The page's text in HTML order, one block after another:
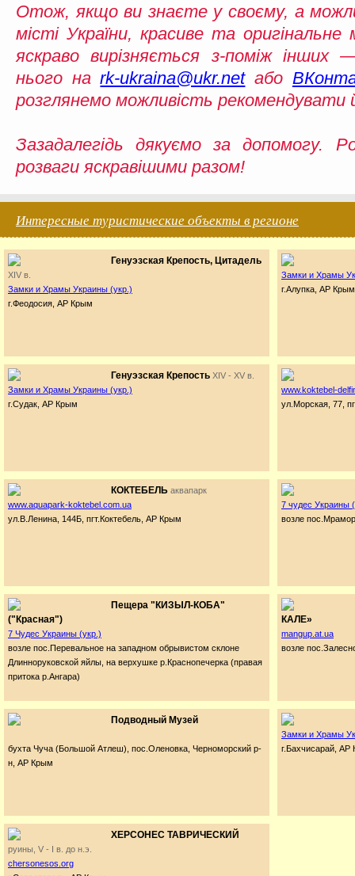
Отож, якщо ви знаєте у своєму, а
місті України, красиве та оригінальне
яскраво вирізняється з-поміж
нього наrk-ukraina@ukr.netабо
розглянемо можливість рекомендувати
Зазадалегідь дякуємо за допомогу.
розваги яскравішими разом!
Интересные туристические объекты в регионе
Генуэзская Крепость, Цитадель
XIV в.
Замки и Храмы Украины (укр.)
г.Феодосия, АР Крым
Замки и Храмы
г.Алупка, АР Крым
Генуэзская Крепость XIV - XV в.
Замки и Храмы Украины (укр.)
г.Судак, АР Крым
www.koktebel-
ул.Морская, 77,
КОКТЕБЕЛЬ аквапарк
www.aquapark-koktebel.com.ua
ул.В.Ленина, 144Б, пгт.Коктебель, АР Крым
7 чудес Украины
возле
Пещера "КИЗЫЛ-КОБА"
("Красная")
7 Чудес Украины (укр.)
возле пос.Перевальное на западном обрывистом склоне
Длинноруковской яйлы, на верхушке р.Краснопечерка (правая
притока р.Ангара)
КАЛЕ»
mangup.at.ua
возле
Подводный Музей
бухта Чуча (Большой Атлеш), пос.Оленовка, Черноморский р-
н, АР Крым
Замки и Храмы
г.Бахчисарай, АР
ХЕРСОНЕС ТАВРИЧЕСКИЙ
руины, V - I в. до н.э.
chersonesos.org